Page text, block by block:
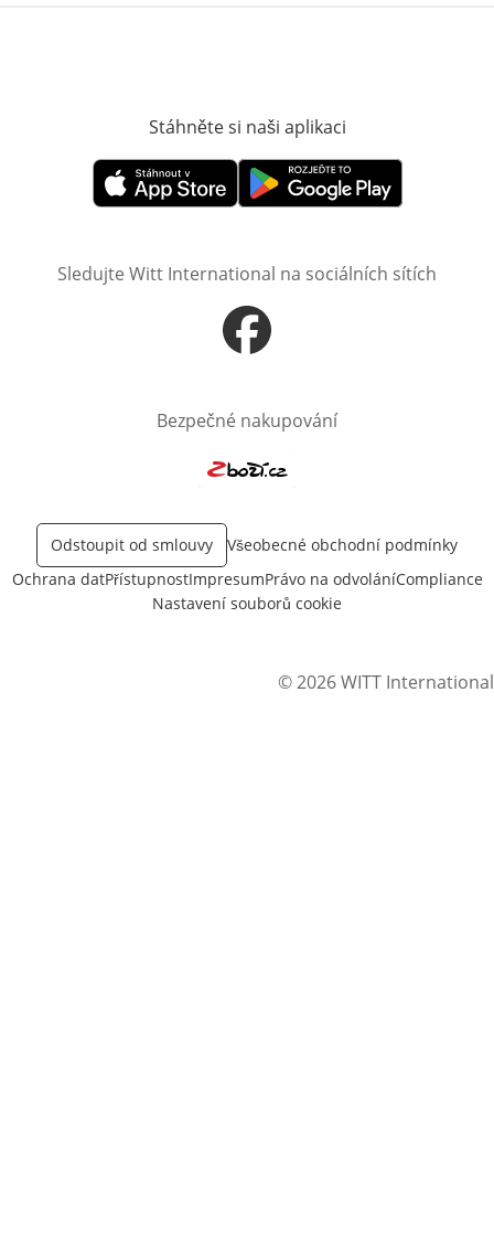
Stáhněte si naši aplikaci
Otevře v novém okněOtevře v novém okně
Sledujte Witt International na sociálních sítích
Otevře v novém okně
Bezpečné nakupování
Odstoupit od smlouvy
Všeobecné obchodní podmínky
Ochrana datPřístupnostImpresumPrávo na odvoláníCompliance
Nastavení souborů cookie
© 2026 WITT International